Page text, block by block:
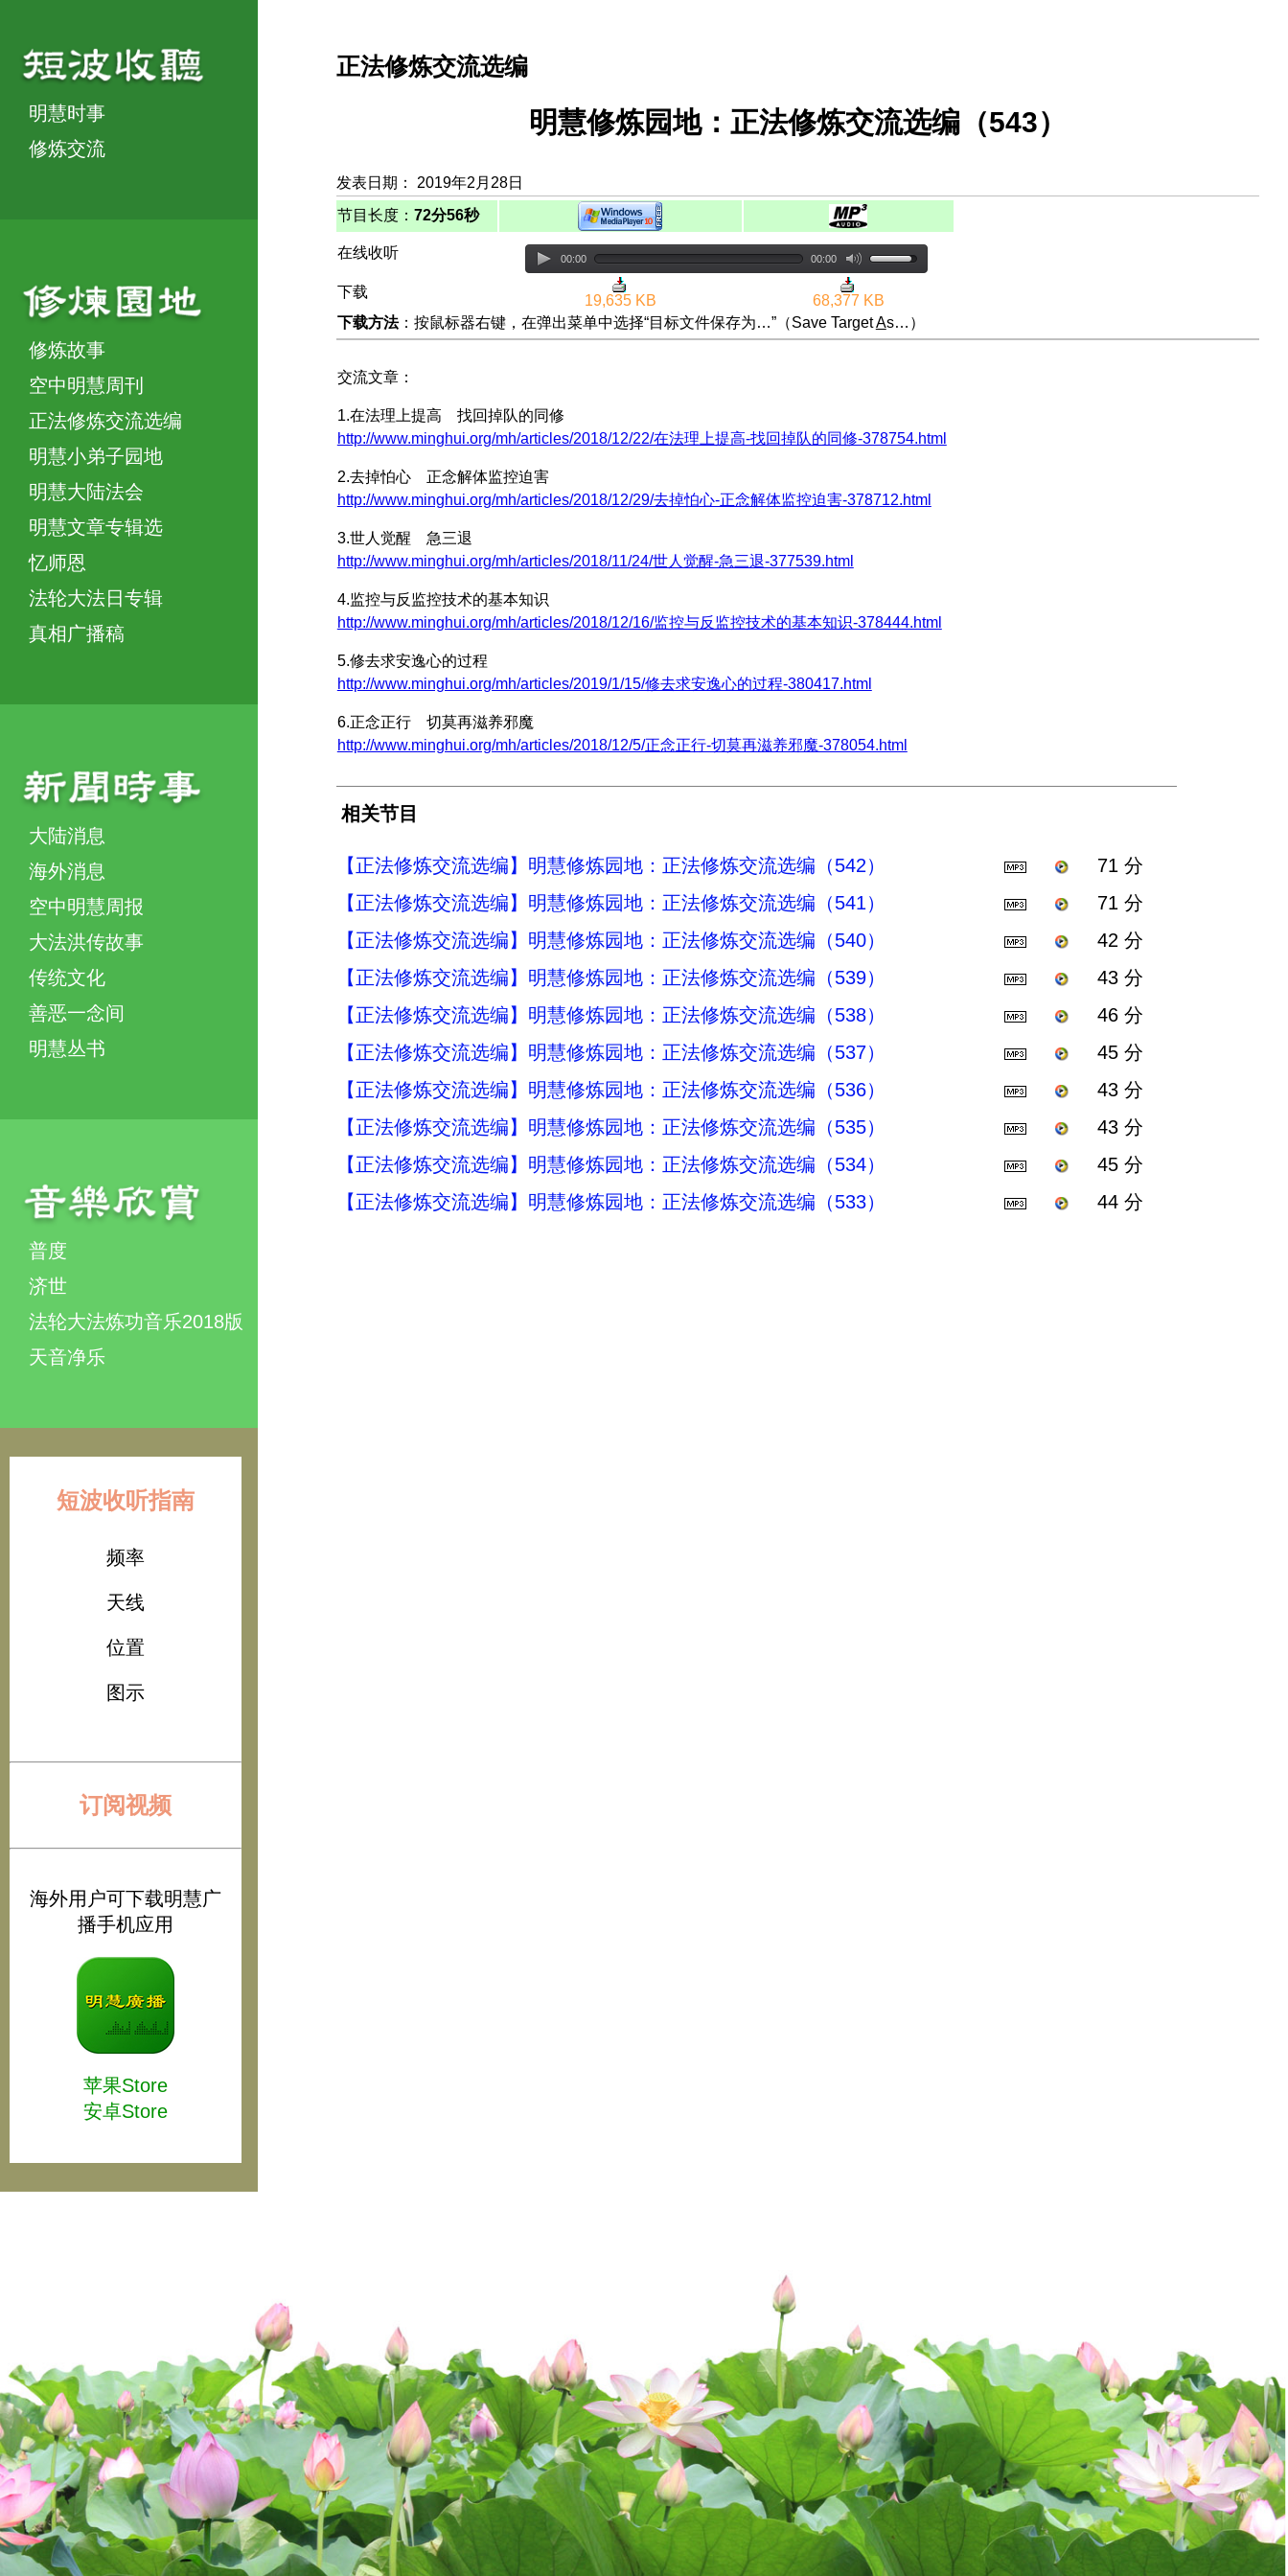
明慧时事
修炼交流
修炼故事
空中明慧周刊
正法修炼交流选编
明慧小弟子园地
明慧大陆法会
明慧文章专辑选
忆师恩
法轮大法日专辑
真相广播稿
大陆消息
海外消息
空中明慧周报
大法洪传故事
传统文化
善恶一念间
明慧丛书
普度
济世
法轮大法炼功音乐2018版
天音净乐
短波收听指南
频率
天线
位置
图示
订阅视频
海外用户可下载明慧广
播手机应用
苹果Store
安卓Store
正法修炼交流选编
明慧修炼园地：正法修炼交流选编（543）
发表日期： 2019年2月28日
节目长度： 72分56秒
在线收听 00:00 00:00
下载
19,635 KB
68,377 KB
下载方法：按鼠标器右键，在弹出菜单中选择“目标文件保存为…”（Save TargetAs…）
交流文章：
1.在法理上提高 找回掉队的同修
http://www.minghui.org/mh/articles/2018/12/22/在法理上提高-找回掉队的同修-378754.html
2.去掉怕心 正念解体监控迫害
http://www.minghui.org/mh/articles/2018/12/29/去掉怕心-正念解体监控迫害-378712.html
3.世人觉醒 急三退
http://www.minghui.org/mh/articles/2018/11/24/世人觉醒-急三退-377539.html
4.监控与反监控技术的基本知识
http://www.minghui.org/mh/articles/2018/12/16/监控与反监控技术的基本知识-378444.html
5.修去求安逸心的过程
http://www.minghui.org/mh/articles/2019/1/15/修去求安逸心的过程-380417.html
6.正念正行 切莫再滋养邪魔
http://www.minghui.org/mh/articles/2018/12/5/正念正行-切莫再滋养邪魔-378054.html
相关节目
【正法修炼交流选编】明慧修炼园地：正法修炼交流选编（542）
71 分
【正法修炼交流选编】明慧修炼园地：正法修炼交流选编（541）
71 分
【正法修炼交流选编】明慧修炼园地：正法修炼交流选编（540）
42 分
【正法修炼交流选编】明慧修炼园地：正法修炼交流选编（539）
43 分
【正法修炼交流选编】明慧修炼园地：正法修炼交流选编（538）
46 分
【正法修炼交流选编】明慧修炼园地：正法修炼交流选编（537）
45 分
【正法修炼交流选编】明慧修炼园地：正法修炼交流选编（536）
43 分
【正法修炼交流选编】明慧修炼园地：正法修炼交流选编（535）
43 分
【正法修炼交流选编】明慧修炼园地：正法修炼交流选编（534）
45 分
【正法修炼交流选编】明慧修炼园地：正法修炼交流选编（533）
44 分